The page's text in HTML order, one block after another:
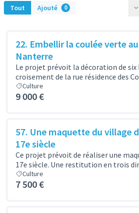
Tout Ajouté 0
22. Embellir la coulée verte
Nanterre
Le projet prévoit la décoration de six
croisement de la rue résidence des
Culture
9 000 €
57. Une maquette du village
17e siècle
Ce projet prévoit de réaliser une
17e siècle. Une restitution en trois
Culture
7 500 €